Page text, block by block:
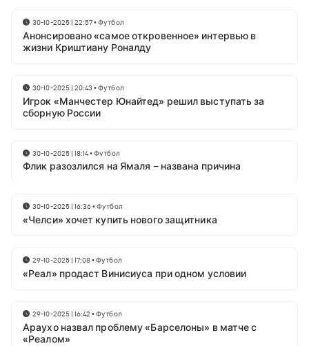
30-10-2025 | 22:57•Футбол
Анонсировано «самое откровенное» интервью в
жизни Криштиану Роналду
30-10-2025 | 20:43 •Футбол
Игрок «Манчестер Юнайтед» решил выступать за
сборную России
30-10-2025 | 18:14•Футбол
Флик разозлился на Ямаля – названа причина
30-10-2025 | 16:36•Футбол
«Челси» хочет купить нового защитника
29-10-2025 | 17:08•Футбол
«Реал» продаст Винисиуса при одном условии
29-10-2025 | 16:42 •Футбол
Араухо назвал проблему «Барселоны» в матче с
«Реалом»